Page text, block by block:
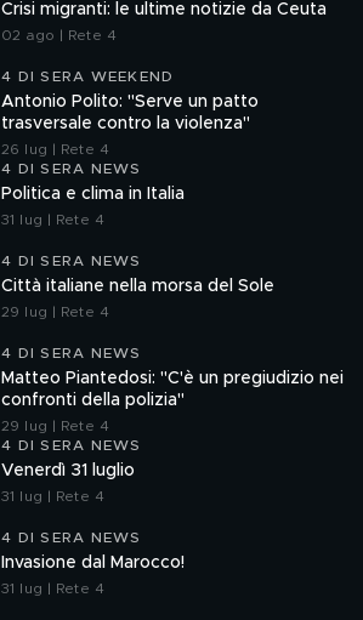
Crisi migranti: le ultime notizie da Ceuta
02 ago | Rete 4
4 DI SERA WEEKEND
Antonio Polito: "Serve un patto
trasversale contro la violenza"
26 lug | Rete 4
4 DI SERA NEWS
Politica e clima in Italia
31 lug | Rete 4
4 DI SERA NEWS
Città italiane nella morsa del Sole
29 lug | Rete 4
4 DI SERA NEWS
Matteo Piantedosi: "C'è un pregiudizio nei
confronti della polizia"
29 lug | Rete 4
4 DI SERA NEWS
Venerdì 31 luglio
31 lug | Rete 4
4 DI SERA NEWS
Invasione dal Marocco!
31 lug | Rete 4